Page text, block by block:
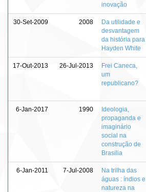
inovação
30-Set-2009 2008
Da utilidade e
desvantagem
da história para
Hayden White
17-Out-2013 26-Jul-2013
Frei Caneca,
um
republicano?
6-Jan-2017 1990
Ideologia,
propaganda e
imaginário
social na
construção de
Brasilia
6-Jan-2011 7-Jul-2008
Na trilha das
águas : índios e
natureza na